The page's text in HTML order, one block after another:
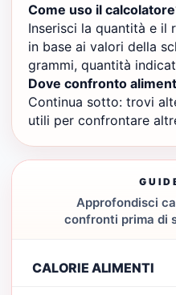
Come uso il
Inserisci la quantità e il
in base ai valori della
grammi, quantità
Dove confronto
Continua sotto: trovi
utili per confrontare
Approfondisci
confronti prima di
CALORIE ALIMENTI